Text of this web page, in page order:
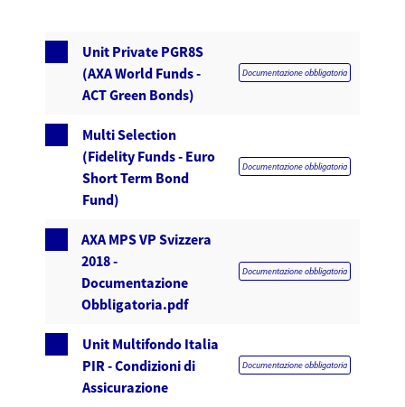
Unit Private PGR8S
(AXA World Funds -
ACT Green Bonds)
Documentazione obbligatoria
Multi Selection
(Fidelity Funds - Euro
Short Term Bond
Fund)
Documentazione obbligatoria
AXA MPS VP Svizzera
2018 -
Documentazione
Obbligatoria.pdf
Documentazione obbligatoria
Unit Multifondo Italia
PIR - Condizioni di
Assicurazione
Documentazione obbligatoria